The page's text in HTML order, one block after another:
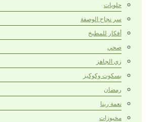
حلويات
سر نجاح الوصفة
أفكار للمطبخ
صحي
زي الجاهز
بسكوت وكوكيز
رمضان
نعمة ربنا
مخبوزات